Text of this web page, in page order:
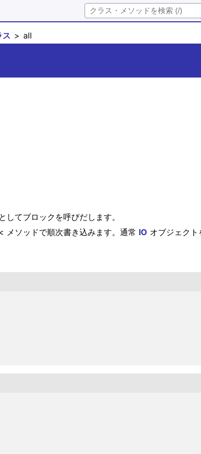
ス all
てブロックを呼びだします。
メソッドで順次書き込みます。通常 IO オブジェクト